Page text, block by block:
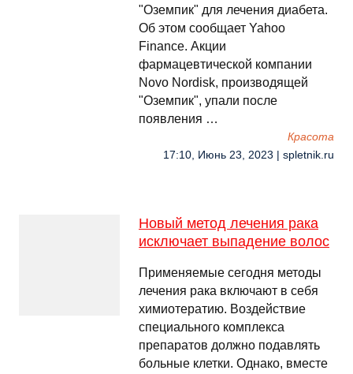
"Оземпик" для лечения диабета.
Об этом сообщает Yahoo
Finance. Акции
фармацевтической компании
Novo Nordisk, производящей
"Оземпик", упали после
появления …
Красота
17:10, Июнь 23, 2023 | spletnik.ru
Новый метод лечения рака
исключает выпадение волос
Применяемые сегодня методы
лечения рака включают в себя
химиотератию. Воздействие
специального комплекса
препаратов должно подавлять
больные клетки. Однако, вместе